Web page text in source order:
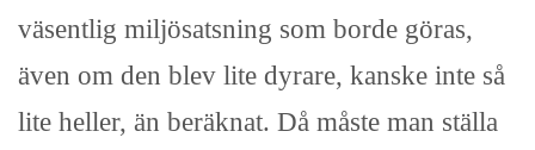
väsentlig miljösatsning som borde göras,
även om den blev lite dyrare, kanske inte så
lite heller, än beräknat. Då måste man ställa